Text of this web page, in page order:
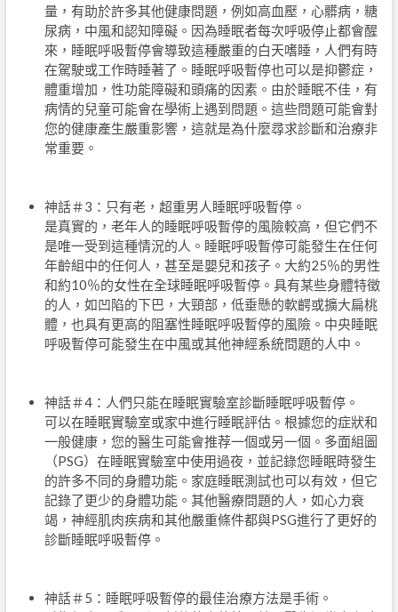
量，有助於許多其他健康問題，例如高血壓，心髒病，糖
尿病，中風和認知障礙。因為睡眠者每次呼吸停止都會醒
來，睡眠呼吸暫停會導致這種嚴重的白天嗜睡，人們有時
在駕駛或工作時睡著了。睡眠呼吸暫停也可以是抑鬱症，
體重增加，性功能障礙和頭痛的因素。由於睡眠不佳，有
病情的兒童可能會在學術上遇到問題。這些問題可能會對
您的健康產生嚴重影響，這就是為什麼尋求診斷和治療非
常重要。
神話＃3：只有老，超重男人睡眠呼吸暫停。
是真實的，老年人的睡眠呼吸暫停的風險較高，但它們不
是唯一受到這種情況的人。睡眠呼吸暫停可能發生在任何
年齡組中的任何人，甚至是嬰兒和孩子。大約25％的男性
和約10％的女性在全球睡眠呼吸暫停。具有某些身體特徵
的人，如凹陷的下巴，大頸部，低垂懸的軟齶或擴大扁桃
體，也具有更高的阻塞性睡眠呼吸暫停的風險。中央睡眠
呼吸暫停可能發生在中風或其他神經系統問題的人中。
神話＃4：人們只能在睡眠實驗室診斷睡眠呼吸暫停。
可以在睡眠實驗室或家中進行睡眠評估。根據您的症狀和
一般健康，您的醫生可能會推荐一個或另一個。多面組圖
（PSG）在睡眠實驗室中使用過夜，並記錄您睡眠時發生
的許多不同的身體功能。家庭睡眠測試也可以有效，但它
記錄了更少的身體功能。其他醫療問題的人，如心力衰
竭，神經肌肉疾病和其他嚴重條件都與PSG進行了更好的
診斷睡眠呼吸暫停。
神話＃5：睡眠呼吸暫停的最佳治療方法是手術。